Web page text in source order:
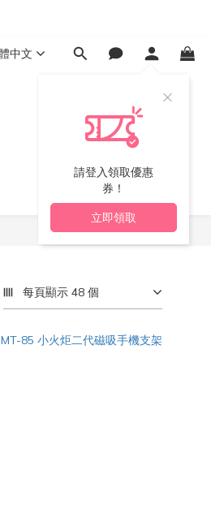
中文
請登入領取優惠
券！
立即領取
每頁顯示 48 個